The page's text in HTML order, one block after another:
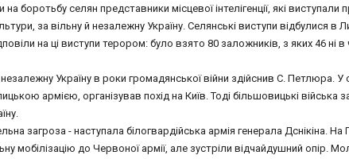
боротьбу селян представники місцевої інтелігенції, які виступали
за вільну й незалежну Україну. Селянські виступи відбулися в
на ці виступи терором: було взято 80 заложників, з яких 46 ні
Україну в роки громадянської війни здійснив С. Петлюра. У
армією, організував похід на Київ. Тоді більшовицькі
загроза - наступала білогвардійська армія генерала Дснікіна. На
мобілізацію до Червоної армії, але зустріли відчайдушний опір.